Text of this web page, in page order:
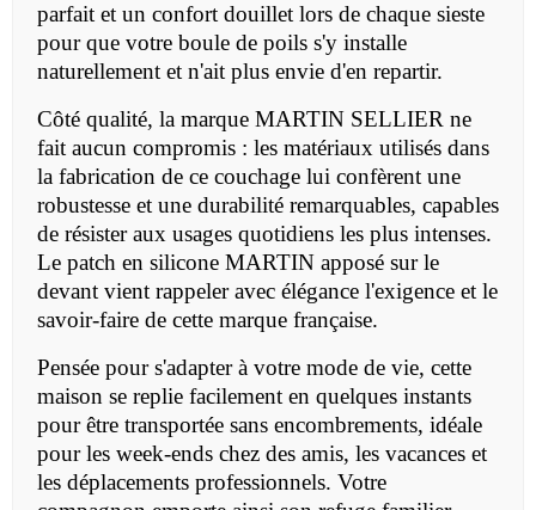
parfait et un confort douillet lors de chaque sieste
pour que votre boule de poils s'y installe
naturellement et n'ait plus envie d'en repartir.
Côté qualité, la marque MARTIN SELLIER ne
fait aucun compromis : les matériaux utilisés dans
la fabrication de ce couchage lui confèrent une
robustesse et une durabilité remarquables, capables
de résister aux usages quotidiens les plus intenses.
Le patch en silicone MARTIN apposé sur le
devant vient rappeler avec élégance l'exigence et le
savoir-faire de cette marque française.
Pensée pour s'adapter à votre mode de vie, cette
maison se replie facilement en quelques instants
pour être transportée sans encombrements, idéale
pour les week-ends chez des amis, les vacances et
les déplacements professionnels. Votre